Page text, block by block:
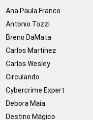
Ana Paula Franco
Antonio Tozzi
Breno DaMata
Carlos Martinez
Carlos Wesley
Circulando
Cybercrime Expert
Debora Maia
Destino Mágico